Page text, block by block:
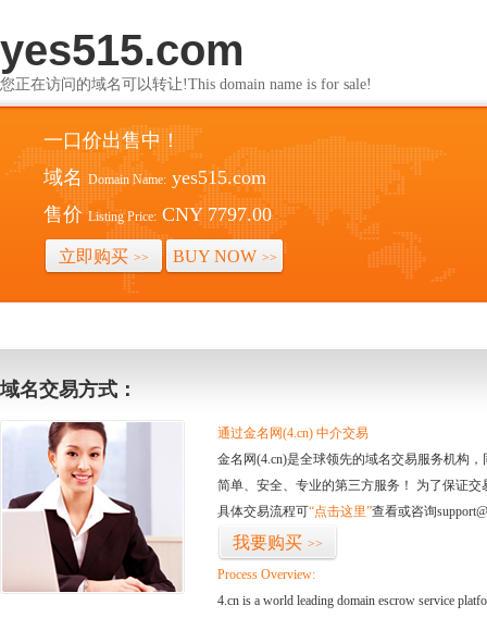
yes515.com
您正在访问的域名可以转让!This domain name is for sale!
一口价出售中！
域名 Domain Name: yes515.com
售价 Listing Price: CNY 7797.00
立即购买 >> BUY NOW >>
域名交易方式：
通过金名网(4.cn) 中介交易
金名网(4.cn)是全球领先的域名交易服务机构
简单、安全、专业的第三方服务！ 为了保证
具体交易流程可“点击这里”查看或咨询
我要购买 >>
Process Overview:
4.cn is a world leading domain escrow service